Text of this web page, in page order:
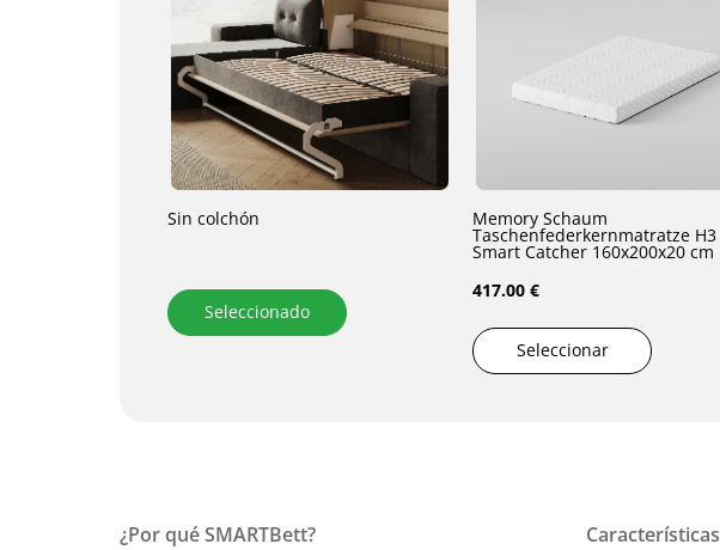
Sin colchón
Seleccionado
Memory Schaum
Taschenfederkernmatratze H3
Smart Catcher 160x200x20 cm
417.00 €
Seleccionar
¿Por qué SMARTBett? Características